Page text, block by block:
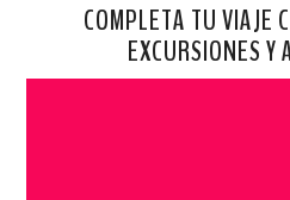
COMPLETA TU VIAJE
EXCURSIONES Y